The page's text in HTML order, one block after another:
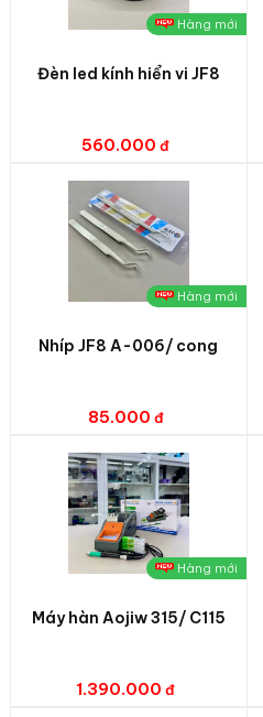
Hàng mới
Đèn led kính hiển vi JF8
560.000
Hàng mới
Nhíp JF8 A-006/ cong
85.000
Hàng mới
Máy hàn Aojiw 315/ C115
1.390.000